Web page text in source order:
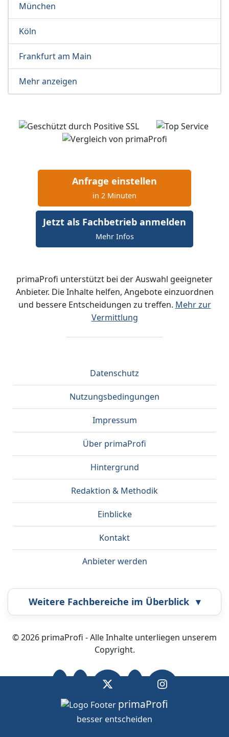
Wir nutzen Cookies. Datenschutz
München
Köln
Frankfurt am Main
Mehr anzeigen
Anfrage einstellen
in 2 Minuten
Jetzt als Fachbetrieb anmelden
Mehr Infos
primaProfi unterstützt bei der Auswahl geeigneter
Anbieter. Die Inhalte helfen, Angebote einzuordnen
und bessere Entscheidungen zu treffen. Mehr zur
Vermittlung
Datenschutz
Nutzungsbedingungen
Impressum
Über primaProfi
Hintergrund
Redaktion & Methodik
Einblicke
Kontakt
Anbieter werden
Weitere Fachbereiche im Überblick ▾
Airbrush Bestatter
Callcenter Coaching
Energieberatung
© 2026 primaProfi - Alle Inhalte unterliegen unserem
Copyright.
primaProfi
besser entscheiden